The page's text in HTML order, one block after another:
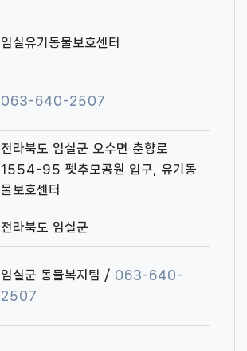
임실유기동물보호센터
063-640-2507
전라북도 임실군 오수면 춘향로
1554-95 펫추모공원 입구, 유기동
물보호센터
전라북도 임실군
임실군 동물복지팀 / 063-640-
2507